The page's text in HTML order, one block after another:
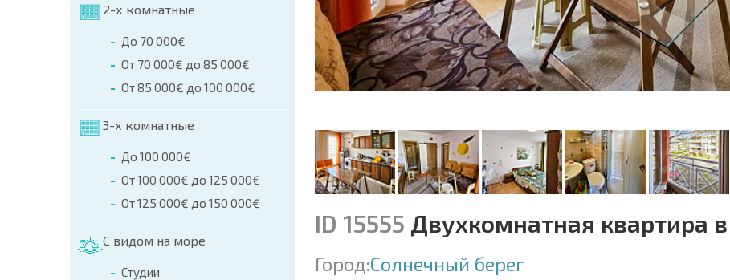
2-х комнатные
До 70 000€
От 70 000€ до 85 000€
От 85 000€ до 100 000€
3-х комнатные
До 100 000€
От 100 000€ до 125 000€
От 125 000€ до 150 000€
С видом на море
Студии
ID 15555 Двухкомнатная квартира
Город:Солнечный берег